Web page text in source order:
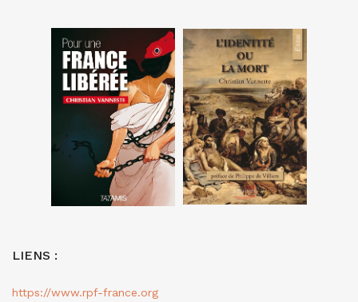
LIENS :
https://www.rpf-france.org